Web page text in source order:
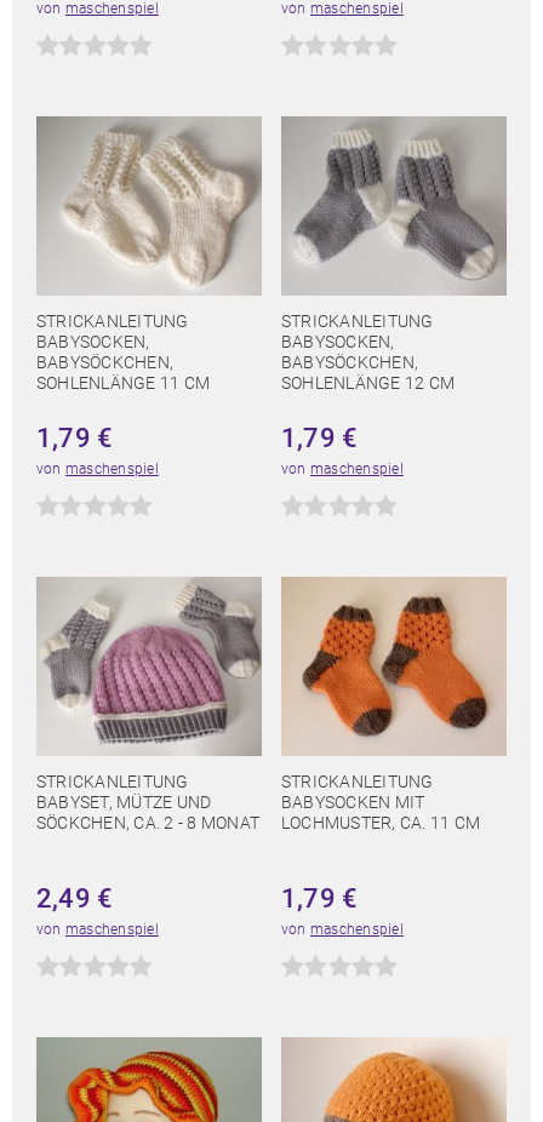
von maschenspiel von maschenspiel
STRICKANLEITUNG
BABYSOCKEN,
BABYSÖCKCHEN,
SOHLENLÄNGE 11 CM
1,79 €
von maschenspiel
STRICKANLEITUNG
BABYSOCKEN,
BABYSÖCKCHEN,
SOHLENLÄNGE 12 CM
1,79 €
von maschenspiel
STRICKANLEITUNG
BABYSET, MÜTZE UND
SÖCKCHEN, CA. 2 - 8 MONAT
2,49 €
von maschenspiel
STRICKANLEITUNG
BABYSOCKEN MIT
LOCHMUSTER, CA. 11 CM
1,79 €
von maschenspiel